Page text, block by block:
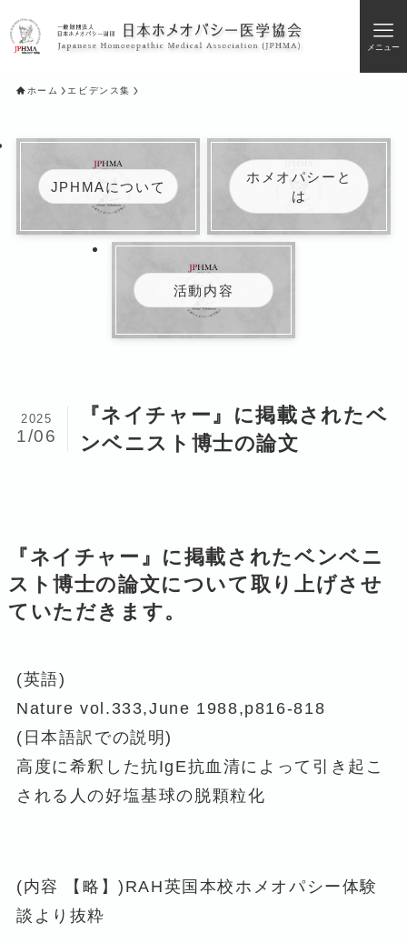
メニュー
ホーム エビデンス集
JPHMAについて
ホメオパシーと
は
活動内容
『ネイチャー』に掲載されたベ
ンベニスト博士の論文
2025
1/06
『ネイチャー』に掲載されたベンベニ
スト博士の論文について取り上げさせ
ていただきます。
(英語)
Nature vol.333,June 1988,p816-818
(日本語訳での説明)
高度に希釈した抗IgE抗血清によって引き起こ
される人の好塩基球の脱顆粒化
(内容 【略】)RAH英国本校ホメオパシー体験
談より抜粋